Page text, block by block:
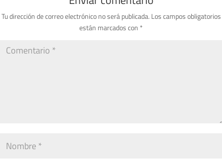
Tu dirección de correo electrónico no será publicada. Los campos obligatorios
están marcados con *